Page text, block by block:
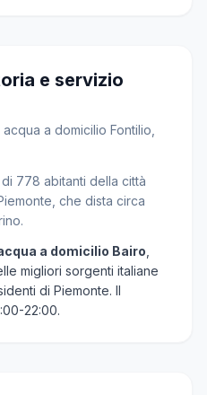
e servizio
a domicilio Fontilio,
778 abitanti della città
che dista circa
a domicilio Bairo
migliori sorgenti italiane
di Piemonte. Il
22:00.